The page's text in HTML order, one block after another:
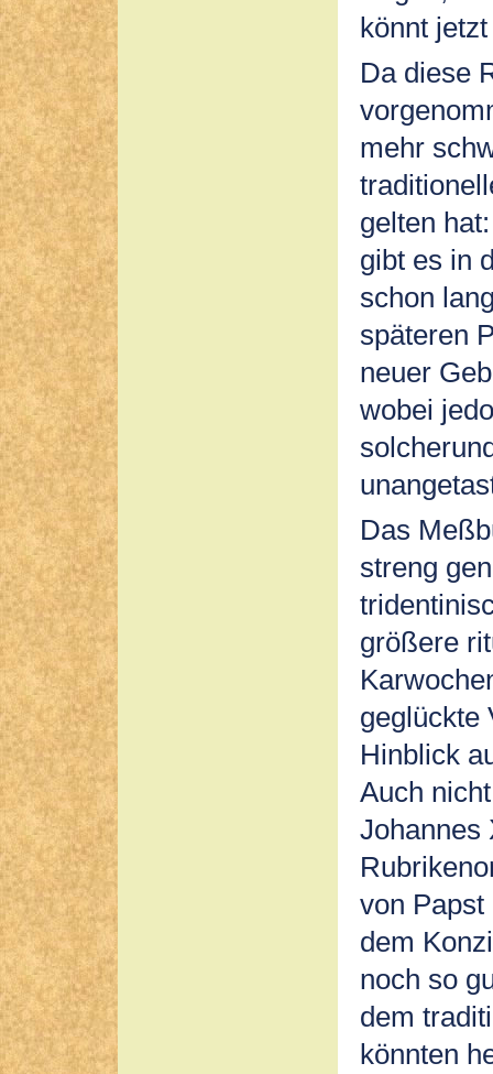
könnt
Da diese
mehr
gelten
gibt es in
schon
späteren
neuer
wobei
Das
streng
größere
geglückte
Hinblick
Auch
Johannes
von
dem
noch so
dem
könnten